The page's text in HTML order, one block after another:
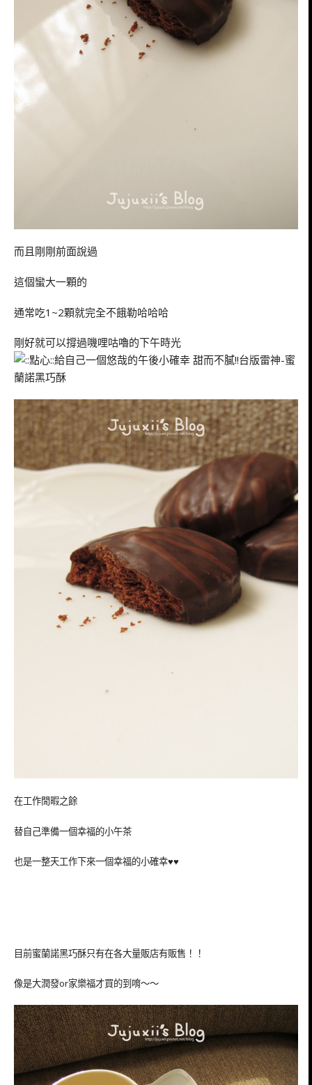
而且剛剛前面說過
這個蠻大一顆的
通常吃1~2顆就完全不餓勒哈哈哈
剛好就可以撐過嘰哩咕嚕的下午時光
在工作閒暇之餘
替自己準備一個幸福的小午茶
也是一整天工作下來一個幸福的小確幸♥♥
目前蜜蘭諾黑巧酥只有在各大量販店有販售！！
像是大潤發or家樂福才買的到唷～～